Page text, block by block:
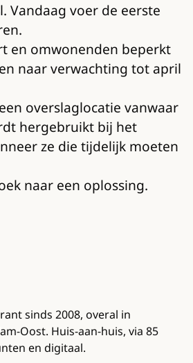
Vandaag voer de eerste
en omwonenden beperkt
naar verwachting tot april
overslaglocatie vanwaar
hergebruikt bij het
ze die tijdelijk moeten
naar een oplossing.
sinds 2008, overal in
Oost. Huis-aan-huis, via 85
en digitaal.